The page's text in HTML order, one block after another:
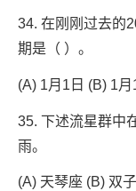
34. 在刚刚过去的
期是（ ）。
(A) 1月1日 (B) 1
35. 下述流星群中
雨。
(A) 天琴座 (B) 双